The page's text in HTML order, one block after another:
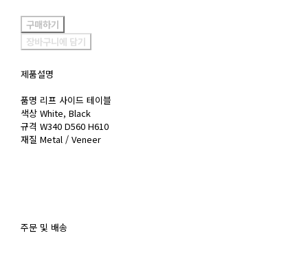
구매하기
장바구니에 담기
제품설명
품명 리프 사이드 테이블
색상 White, Black
규격 W340 D560 H610
재질 Metal / Veneer
주문 및 배송